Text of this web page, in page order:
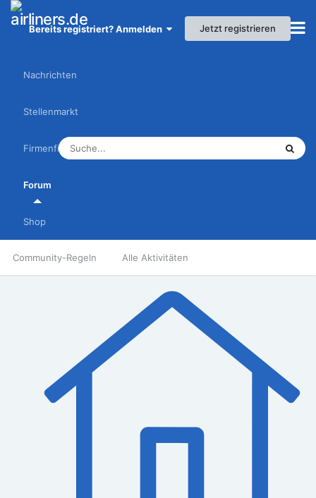
Bereits registriert? Anmelden Jetzt registrieren
Nachrichten
Stellenmarkt
Firmenfinder
Forum
Community-Regeln Alle Aktivitäten
Shop